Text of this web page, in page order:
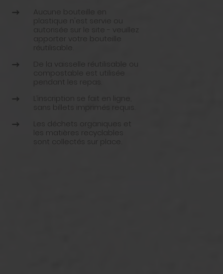
Aucune bouteille en
plastique n'est servie ou
autorisée sur le site - veuillez
apporter votre bouteille
réutilisable.
De la vaisselle réutilisable ou
compostable est utilisée
pendant les repas.
L’inscription se fait en ligne,
sans billets imprimés requis.
Les déchets organiques et
les matières recyclables
sont collectés sur place.